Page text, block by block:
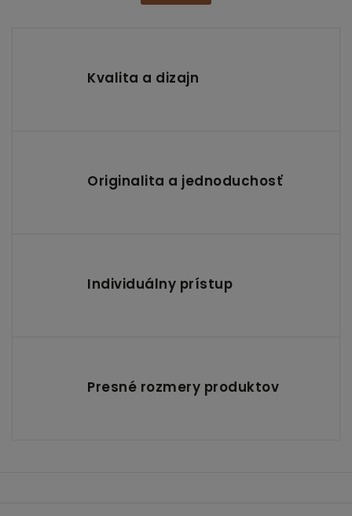
Kvalita a dizajn
Originalita a jednoduchosť
Individuálny prístup
Presné rozmery produktov